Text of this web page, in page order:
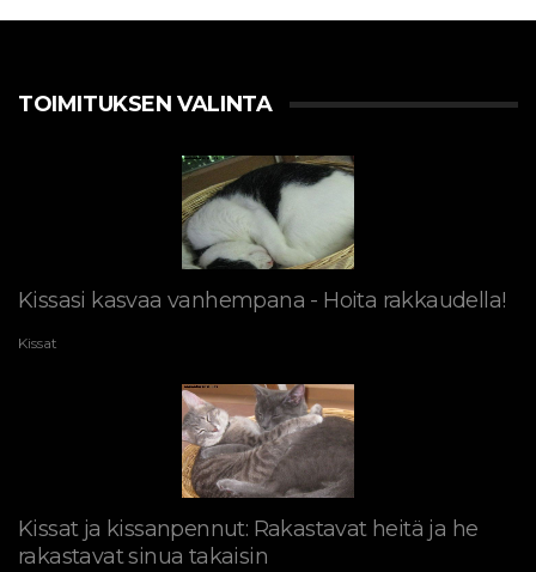
TOIMITUKSEN VALINTA
Kissasi kasvaa vanhempana - Hoita rakkaudella!
Kissat
Kissat ja kissanpennut: Rakastavat heitä ja he
rakastavat sinua takaisin